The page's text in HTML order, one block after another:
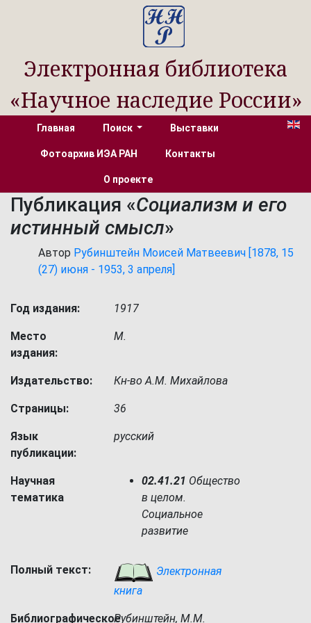
Электронная библиотека
«Научное наследие России»
Главная Поиск Выставки
Фотоархив ИЭА РАН Контакты
О проекте
Публикация «Социализм и его
истинный смысл»
Автор Рубинштейн Моисей Матвеевич [1878, 15
(27) июня - 1953, 3 апреля]
Год издания: 1917
Место
издания:
М.
Издательство: Кн-во А.М. Михайлова
Страницы: 36
Язык
публикации:
русский
Научная
тематика
02.41.21 Общество
в целом.
Социальное
развитие
Полный текст:
Электронная
книга
БиблиографическоеРубинштейн, М.М.